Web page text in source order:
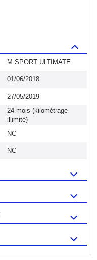
M SPORT ULTIMATE
01/06/2018
27/05/2019
24 mois (kilométrage
illimité)
NC
NC